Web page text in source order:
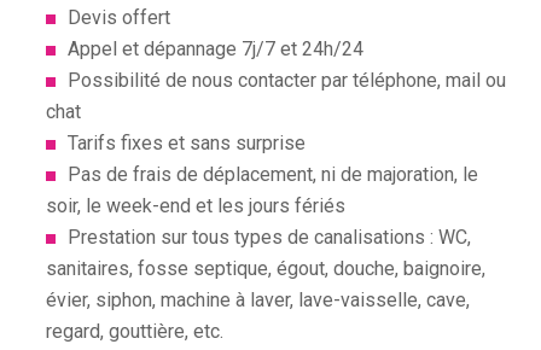
Devis offert
Appel et dépannage 7j/7 et 24h/24
Possibilité de nous contacter par téléphone, mail ou
chat
Tarifs fixes et sans surprise
Pas de frais de déplacement, ni de majoration, le
soir, le week-end et les jours fériés
Prestation sur tous types de canalisations : WC,
sanitaires, fosse septique, égout, douche, baignoire,
évier, siphon, machine à laver, lave-vaisselle, cave,
regard, gouttière, etc.